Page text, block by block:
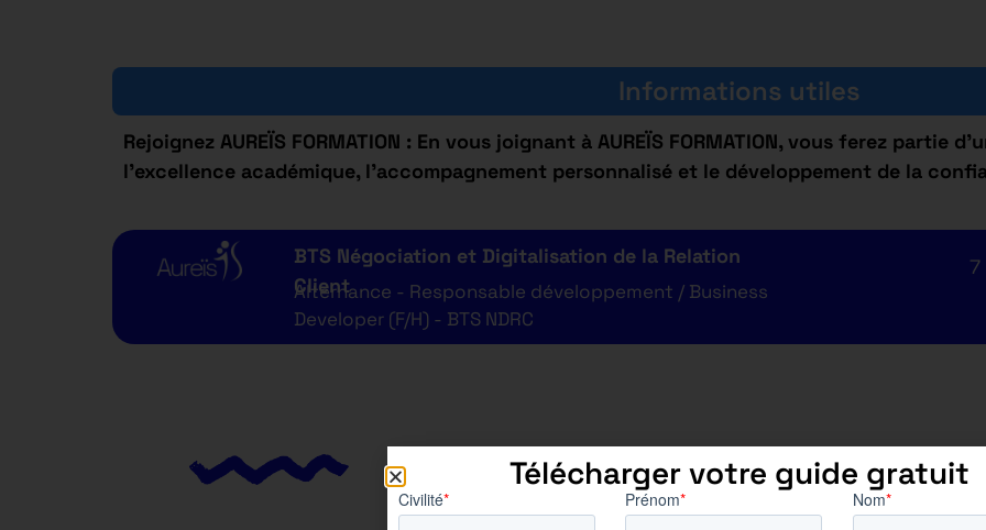
Informations utiles
Rejoignez AUREÏS FORMATION : En vous joignant à AUREÏS FORMATION, vous ferez partie
l’excellence académique, l’accompagnement personnalisé et le développement de la
BTS Négociation et Digitalisation de la Relation
Client
Alternance - Responsable développement / Business
Developer (F/H) - BTS NDRC
Découvrez nos offres
en alternance
Télécharger votre guide gratuit